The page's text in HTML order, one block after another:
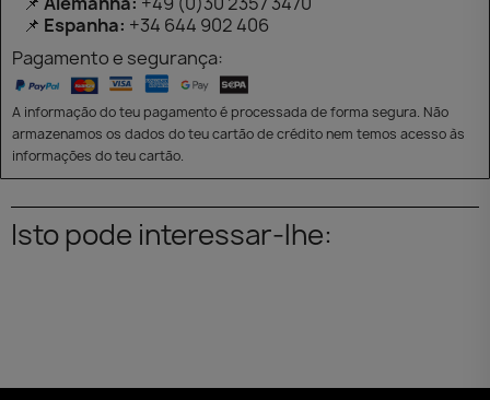
📌 Espanha: +34 644 902 406
Pagamento e segurança:
A informação do teu pagamento é processada de forma segura. Não
armazenamos os dados do teu cartão de crédito nem temos acesso às
informações do teu cartão.
Isto pode interessar-lhe: